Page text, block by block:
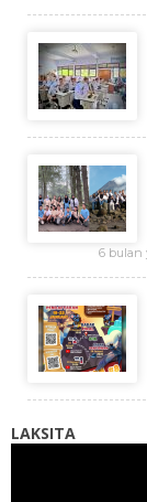
6 bulan
LAKSITA